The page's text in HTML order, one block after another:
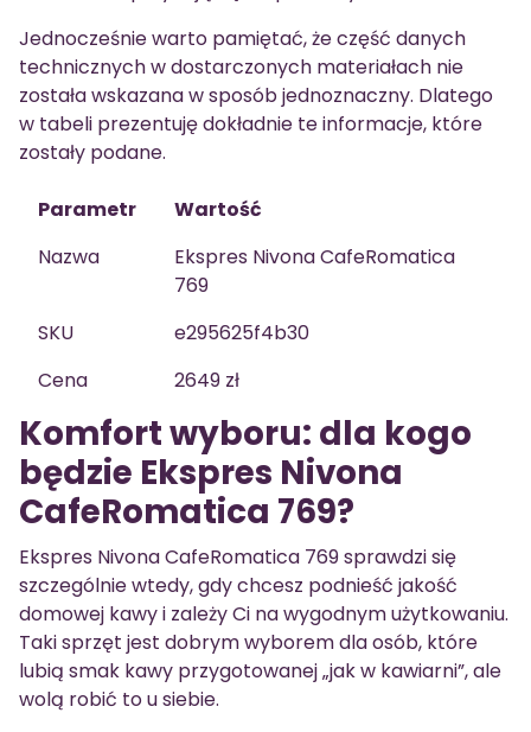
Jednocześnie warto pamiętać, że część danych
technicznych w dostarczonych materiałach nie
została wskazana w sposób jednoznaczny. Dlatego
w tabeli prezentuję dokładnie te informacje, które
zostały podane.
Parametr
Wartość
Nazwa
Ekspres Nivona CafeRomatica
769
SKU
e295625f4b30
Cena
2649 zł
Komfort wyboru: dla kogo
będzie Ekspres Nivona
CafeRomatica 769?
Ekspres Nivona CafeRomatica 769 sprawdzi się
szczególnie wtedy, gdy chcesz podnieść jakość
domowej kawy i zależy Ci na wygodnym użytkowaniu.
Taki sprzęt jest dobrym wyborem dla osób, które
lubią smak kawy przygotowanej „jak w kawiarni”, ale
wolą robić to u siebie.